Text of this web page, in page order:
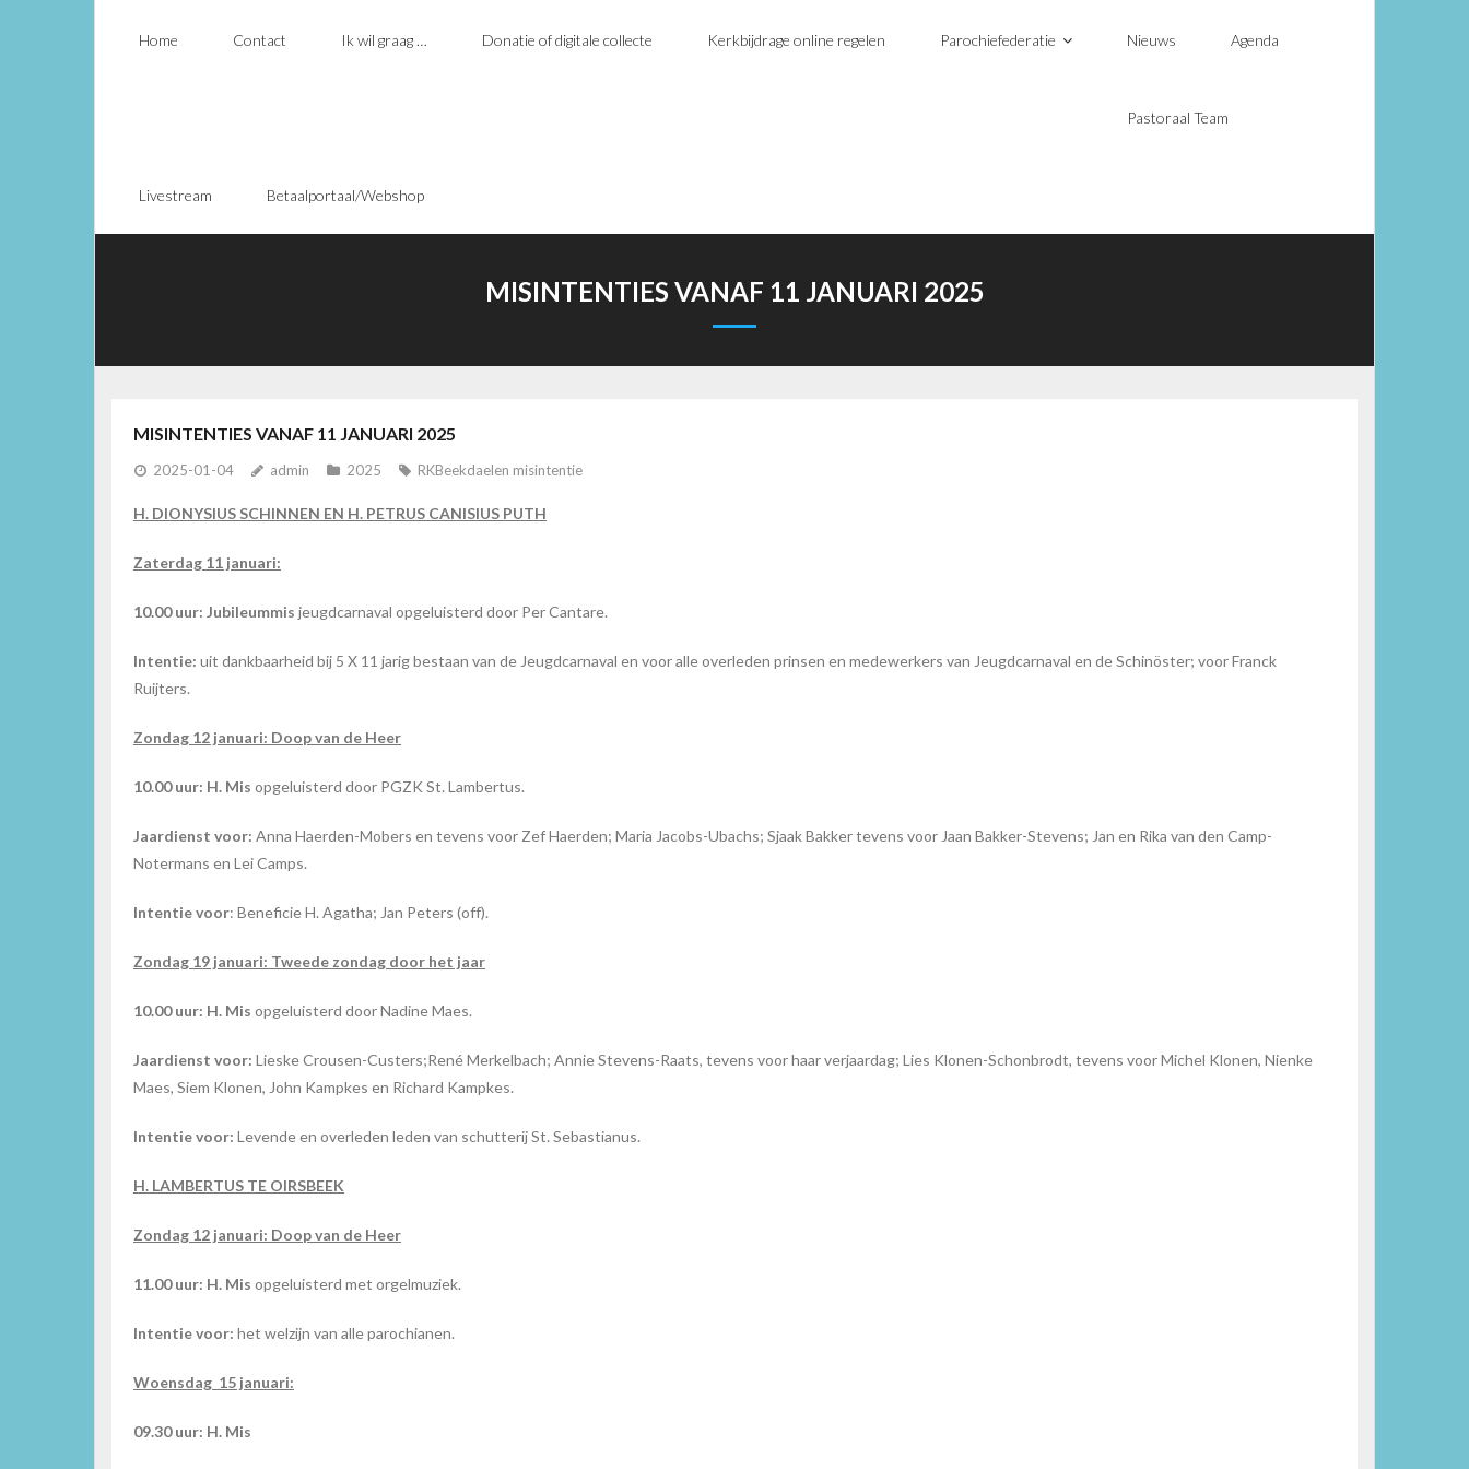
Home Contact Ik wil graag … Donatie of digitale collecte Kerkbijdrage online regelen Parochiefederatie Nieuws Agenda
Pastoraal Team
Livestream Betaalportaal/Webshop
MISINTENTIES VANAF 11 JANUARI 2025
MISINTENTIES VANAF 11 JANUARI 2025
2025-01-04 admin 2025 RKBeekdaelen misintentie
H. DIONYSIUS SCHINNEN EN H. PETRUS CANISIUS PUTH
Zaterdag 11 januari:
10.00 uur: Jubileummis jeugdcarnaval opgeluisterd door Per Cantare.
Intentie: uit dankbaarheid bij 5 X 11 jarig bestaan van de Jeugdcarnaval en voor alle overleden prinsen en medewerkers van Jeugdcarnaval en de Schinöster; voor Franck
Ruijters.
Zondag 12 januari: Doop van de Heer
10.00 uur: H. Mis opgeluisterd door PGZK St. Lambertus.
Jaardienst voor: Anna Haerden-Mobers en tevens voor Zef Haerden; Maria Jacobs-Ubachs; Sjaak Bakker tevens voor Jaan Bakker-Stevens; Jan en Rika van den Camp-
Notermans en Lei Camps.
Intentie voor: Beneficie H. Agatha; Jan Peters (off).
Zondag 19 januari: Tweede zondag door het jaar
10.00 uur: H. Mis opgeluisterd door Nadine Maes.
Jaardienst voor: Lieske Crousen-Custers;René Merkelbach; Annie Stevens-Raats, tevens voor haar verjaardag; Lies Klonen-Schonbrodt, tevens voor Michel Klonen, Nienke
Maes, Siem Klonen, John Kampkes en Richard Kampkes.
Intentie voor: Levende en overleden leden van schutterij St. Sebastianus.
H. LAMBERTUS TE OIRSBEEK
Zondag 12 januari: Doop van de Heer
11.00 uur: H. Mis opgeluisterd met orgelmuziek.
Intentie voor: het welzijn van alle parochianen.
Woensdag 15 januari:
09.30 uur: H. Mis